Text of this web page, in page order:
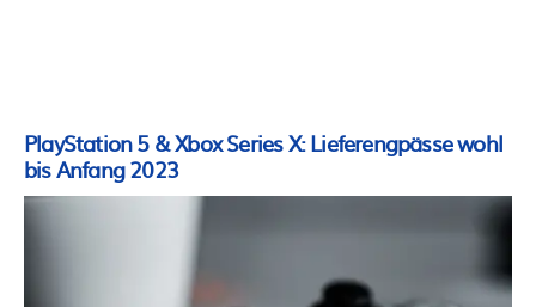
PlayStation 5 & Xbox Series X: Lieferengpässe wohl
bis Anfang 2023